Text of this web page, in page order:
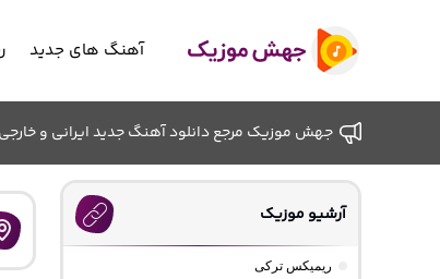
آهنگ های جدید
جهش موزیک مرجع دانلود آهنگ جدید ایرانی و خارجی
آرشیو موزیک
ریمیکس ترکی